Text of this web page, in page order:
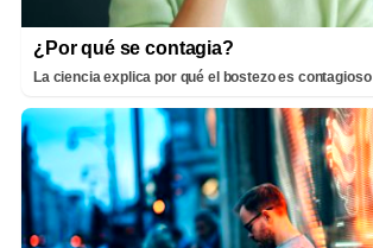
¿Por qué se contagia?
La ciencia explica por qué el bostezo es contagioso